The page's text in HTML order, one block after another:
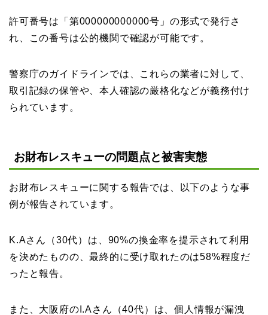
許可番号は「第000000000000号」の形式で発行さ
れ、この番号は公的機関で確認が可能です。
警察庁のガイドラインでは、これらの業者に対して、
取引記録の保管や、本人確認の厳格化などが義務付け
られています。
お財布レスキューの問題点と被害実態
お財布レスキューに関する報告では、以下のような事
例が報告されています。
K.Aさん（30代）は、90%の換金率を提示されて利用
を決めたものの、最終的に受け取れたのは58%程度だ
ったと報告。
また、大阪府のI.Aさん（40代）は、個人情報が漏洩